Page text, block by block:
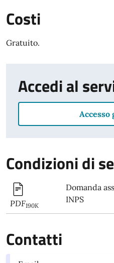
Costi
Gratuito.
Accedi al
Accesso
Condizioni di
PDF190K
Domanda
INPS
Contatti